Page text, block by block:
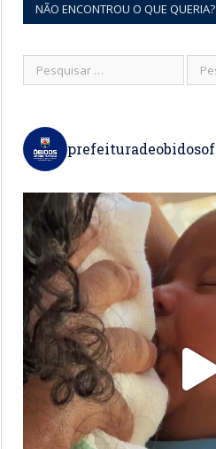
NÃO ENCONTROU O QUE QUERIA?
prefeituradeobidosof